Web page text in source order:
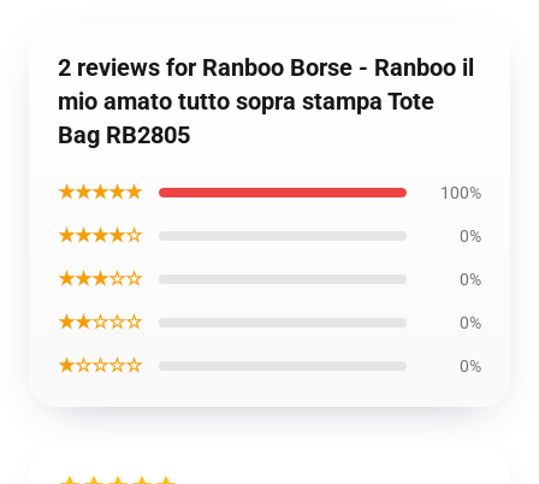
2 reviews for Ranboo Borse - Ranboo il
mio amato tutto sopra stampa Tote
Bag RB2805
★★★★★ 100%
★★★★☆ 0%
★★★☆☆ 0%
★★☆☆☆ 0%
★☆☆☆☆ 0%